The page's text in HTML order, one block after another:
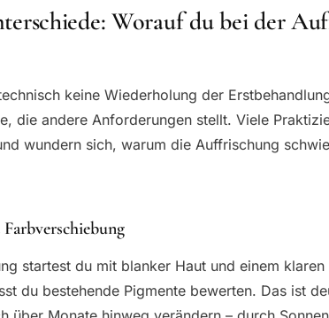
Worauf du bei der
keine Wiederholung der
die andere Anforderungen stellt. Viele
wundern sich, warum die Auffrischung
startest du mit blanker Haut und einem
du bestehende Pigmente bewerten. Das ist